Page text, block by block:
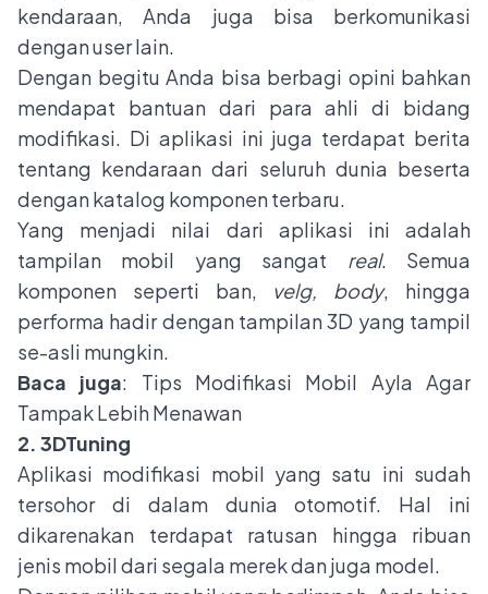
kendaraan, Anda juga bisa berkomunikasi
dengan user lain.
Dengan begitu Anda bisa berbagi opini bahkan
mendapat bantuan dari para ahli di bidang
modifikasi. Di aplikasi ini juga terdapat berita
tentang kendaraan dari seluruh dunia beserta
dengan katalog komponen terbaru.
Yang menjadi nilai dari aplikasi ini adalah
tampilan mobil yang sangat real. Semua
komponen seperti ban, velg, body, hingga
performa hadir dengan tampilan 3D yang tampil
se-asli mungkin.
Baca juga: Tips Modifikasi Mobil Ayla Agar
Tampak Lebih Menawan
2. 3DTuning
Aplikasi modifikasi mobil yang satu ini sudah
tersohor di dalam dunia otomotif. Hal ini
dikarenakan terdapat ratusan hingga ribuan
jenis mobil dari segala merek dan juga model.